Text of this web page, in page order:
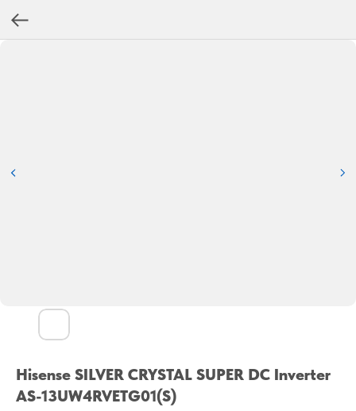
Hisense SILVER CRYSTAL SUPER DC Inverter
AS-13UW4RVETG01(S)